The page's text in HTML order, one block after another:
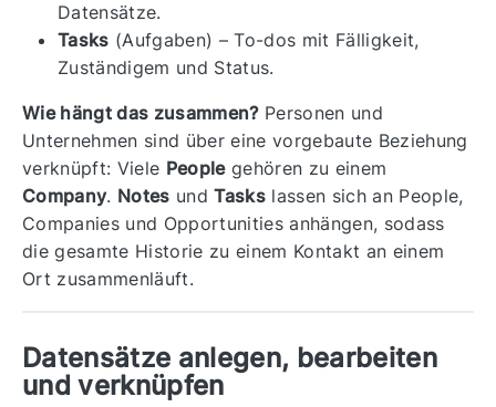
Datensätze.
Tasks (Aufgaben) – To-dos mit Fälligkeit,
Zuständigem und Status.
Wie hängt das zusammen?Personen und
Unternehmen sind über eine vorgebaute Beziehung
verknüpft: Viele Peoplegehören zu einem
Company. Notes undTaskslassen sich an People,
Companies und Opportunities anhängen, sodass
die gesamte Historie zu einem Kontakt an einem
Ort zusammenläuft.
Datensätze anlegen, bearbeiten
und verknüpfen